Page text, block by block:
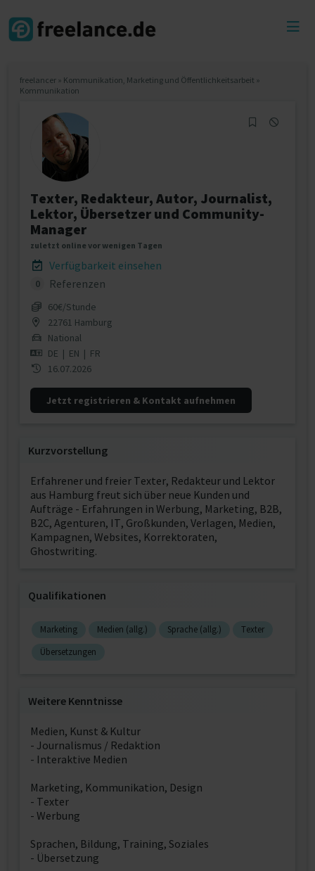
freelancer » Kommunikation, Marketing und Öffentlichkeitsarbeit »
Kommunikation
Texter, Redakteur, Autor, Journalist,
Lektor, Übersetzer und Community-
Manager
zuletzt online vor wenigen Tagen
Verfügbarkeit einsehen
0 Referenzen
60€/Stunde
22761 Hamburg
National
DE | EN | FR
16.07.2026
Jetzt registrieren & Kontakt aufnehmen
Kurzvorstellung
Erfahrener und freier Texter, Redakteur und Lektor
aus Hamburg freut sich über neue Kunden und
Aufträge - Erfahrungen in Werbung, Marketing, B2B,
B2C, Agenturen, IT, Großkunden, Verlagen, Medien,
Kampagnen, Websites, Korrektoraten,
Ghostwriting.
Qualifikationen
Marketing Medien (allg.) Sprache (allg.)
Texter
Übersetzungen
Weitere Kenntnisse
Medien, Kunst & Kultur
- Journalismus / Redaktion
- Interaktive Medien
Marketing, Kommunikation, Design
- Texter
- Werbung
Sprachen, Bildung, Training, Soziales
- Übersetzung